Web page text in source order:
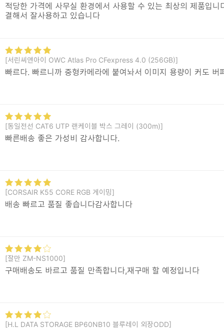
적당한 가격에 사무실 환경에서 사용할 수 있는 최상의 제품입
결해서 잘사용하고 있습니다
[서린씨앤아이 OWC Atlas Pro CFexpress 4.0 (256GB)]
빠르다. 빠르니까 중형카메라에 붙여놔서 이미지 용량이 커도 버
[동일전선 CAT6 UTP 랜케이블 박스 그레이 (300m)]
빠른배송 좋은 가성비 감사합니다.
[CORSAIR K55 CORE RGB 게이밍]
배송 빠르고 품질 좋습니다감사합니다
[잘만 ZM-NS1000]
구매배송도 바르고 품질 만족합니다,재구매 할 예정입니다
[H.L DATA STORAGE BP60NB10 블루레이 외장ODD]